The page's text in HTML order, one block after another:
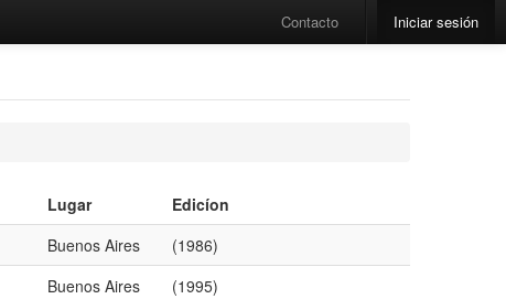
Contacto Iniciar sesión
Lugar
Edicíon
Buenos Aires
(1986)
Buenos Aires
(1995)